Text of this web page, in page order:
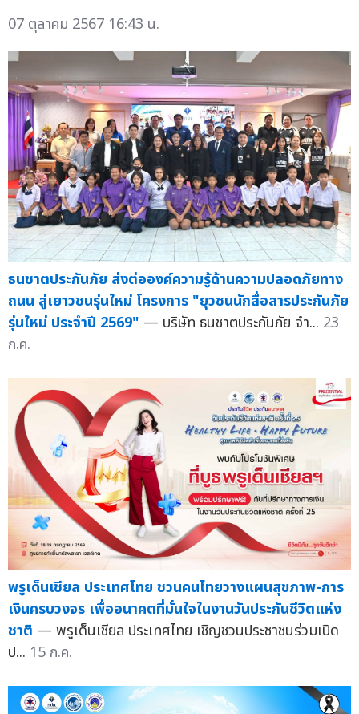
07 ตุลาคม 2567 16:43 น.
ธนชาตประกันภัย ส่งต่อองค์ความรู้ด้านความปลอดภัยทาง
ถนน สู่เยาวชนรุ่นใหม่ โครงการ "ยุวชนนักสื่อสารประกันภัย
รุ่นใหม่ ประจำปี 2569" — บริษัท ธนชาตประกันภัย จำ... 23
ก.ค.
พรูเด็นเชียล ประเทศไทย ชวนคนไทยวางแผนสุขภาพ-การ
เงินครบวงจร เพื่ออนาคตที่มั่นใจในงานวันประกันชีวิตแห่ง
ชาติ — พรูเด็นเชียล ประเทศไทย เชิญชวนประชาชนร่วมเปิด
ป... 15 ก.ค.